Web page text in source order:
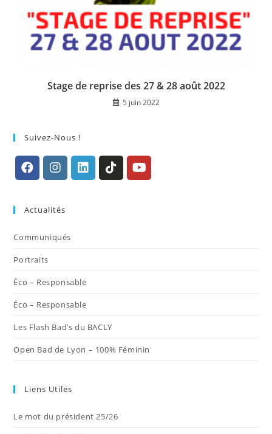
Stage de reprise des 27 & 28 août 2022
5 juin 2022
Suivez-Nous !
un
nouvel
nouvel
Actualités
Communiqués
Portraits
Éco – Responsable
Éco – Responsable
Les Flash Bad’s du BACLY
Open Bad de Lyon – 100% Féminin
Liens Utiles
Le mot du président 25/26